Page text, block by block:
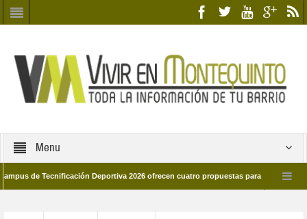
Menu
de Tecnificación Deportiva 2026 ofrecen cuatro propuestas para disfrutar del